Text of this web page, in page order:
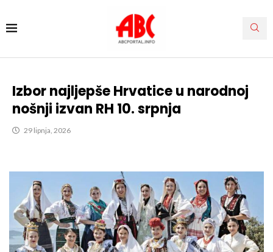
Izbor najljepše Hrvatice u narodnoj
nošnji izvan RH 10. srpnja
29 lipnja, 2026